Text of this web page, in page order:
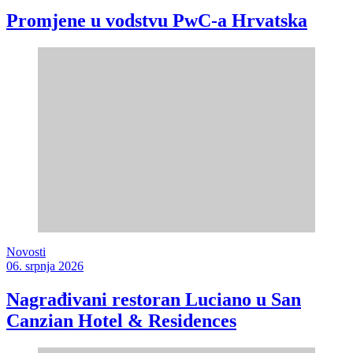
Promjene u vodstvu PwC-a Hrvatska
Novosti
06. srpnja 2026
Nagrađivani restoran Luciano u San
Canzian Hotel & Residences